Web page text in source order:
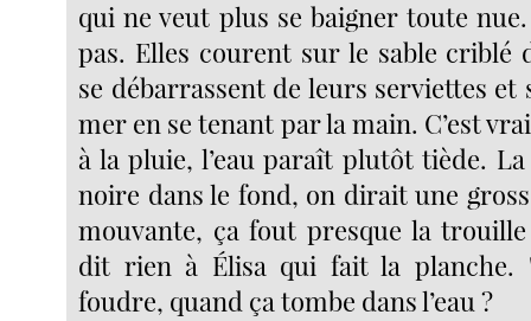
qui ne veut plus se baigner toute
pas. Elles courent sur le sable criblé
se débarrassent de leurs serviettes et
mer en se tenant par la main. C’est
à la pluie, l’eau paraît plutôt tiède.
noire dans le fond, on dirait une
mouvante, ça fout presque la
dit rien à Élisa qui fait la planche.
foudre, quand ça tombe dans l’eau ?